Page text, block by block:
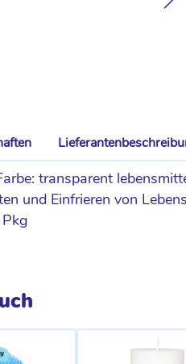
transparent
und Einfrieren von